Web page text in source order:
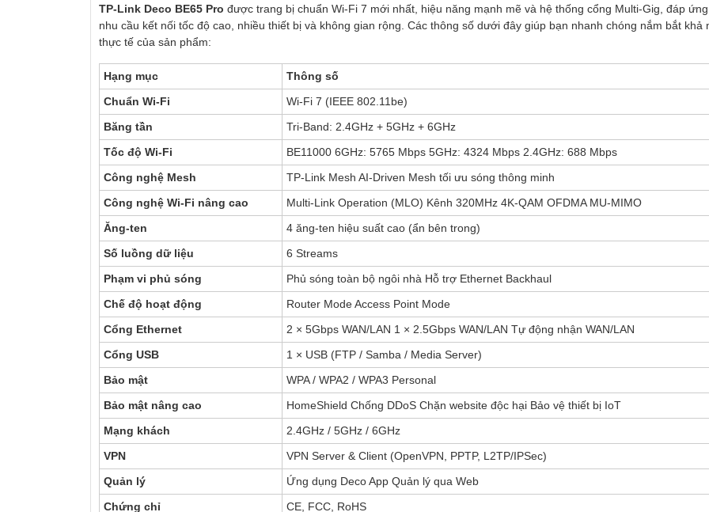
TP-Link Deco BE65 Pro được trang bị chuẩn Wi-Fi 7 mới nhất, hiệu năng mạnh mẽ và hệ thống cổng Multi-Gig, đáp
nhu cầu kết nối tốc độ cao, nhiều thiết bị và không gian rộng. Các thông số dưới đây giúp bạn nhanh chóng nắm bắt khả
thực tế của sản phẩm:
Hạng mục
Thông số
Chuẩn Wi-Fi
Wi-Fi 7 (IEEE 802.11be)
Băng tần
Tri-Band: 2.4GHz + 5GHz + 6GHz
Tốc độ Wi-Fi
BE11000 6GHz: 5765 Mbps 5GHz: 4324 Mbps 2.4GHz: 688 Mbps
Công nghệ Mesh
TP-Link Mesh AI-Driven Mesh tối ưu sóng thông minh
Công nghệ Wi-Fi nâng cao
Multi-Link Operation (MLO) Kênh 320MHz 4K-QAM OFDMA MU-MIMO
Ăng-ten
4 ăng-ten hiệu suất cao (ẩn bên trong)
Số luồng dữ liệu
6 Streams
Phạm vi phủ sóng
Phủ sóng toàn bộ ngôi nhà Hỗ trợ Ethernet Backhaul
Chế độ hoạt động
Router Mode Access Point Mode
Cổng Ethernet
2 × 5Gbps WAN/LAN 1 × 2.5Gbps WAN/LAN Tự động nhận WAN/LAN
Cổng USB
1 × USB (FTP / Samba / Media Server)
Bảo mật
WPA / WPA2 / WPA3 Personal
Bảo mật nâng cao
HomeShield Chống DDoS Chặn website độc hại Bảo vệ thiết bị IoT
Mạng khách
2.4GHz / 5GHz / 6GHz
VPN
VPN Server & Client (OpenVPN, PPTP, L2TP/IPSec)
Quản lý
Ứng dụng Deco App Quản lý qua Web
Chứng chỉ
CE, FCC, RoHS